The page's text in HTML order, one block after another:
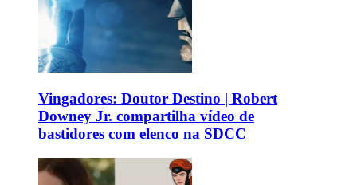
Vingadores: Doutor Destino | Robert
Downey Jr. compartilha vídeo de
bastidores com elenco na SDCC